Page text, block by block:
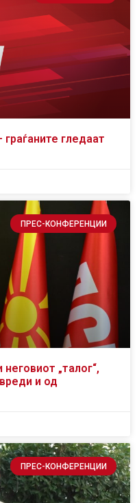
гледаат
ПРЕС-КОНФЕРЕНЦИИ
„талог“,
и од
ПРЕС-КОНФЕРЕНЦИИ